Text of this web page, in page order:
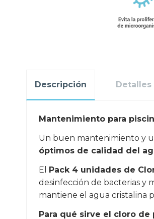
Descripción
Mantenimiento para
Un buen mantenimiento y
óptimos de calidad del
El Pack 4 unidades de
desinfección de bacterias y
mantiene el agua cristalina
Para qué sirve el cloro de